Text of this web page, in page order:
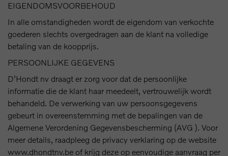
EIGENDOMSVOORBEHOUD
In alle omstandigheden wordt de eigendom van verkochte
goederen slechts overgedragen aan de klant na volledige
betaling van de koopprijs.
PERSOONLIJKE GEGEVENS
D’Hondt nv draagt er zorg voor dat de persoonlijke
informatie die de klant haar meedeelt, vertrouwelijk wordt
behandeld. De verwerking van uw persoonsgegevens
gebeurt in overeenstemming met de bepalingen van de
Algemene Verordening Gegevensbescherming (AVG ). Voor
meer details, raadpleeg de privacy verklaring op de website
www.dhondtnv.be of krijg deze op eenvoudige aanvraag per